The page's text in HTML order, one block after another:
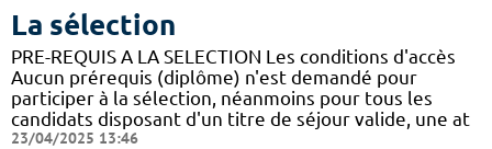
La sélection
PRE-REQUIS A LA SELECTION Les conditions d'accès
Aucun prérequis (diplôme) n'est demandé pour
participer à la sélection, néanmoins pour tous les
candidats disposant d'un titre de séjour valide, une at
23/04/2025 13:46